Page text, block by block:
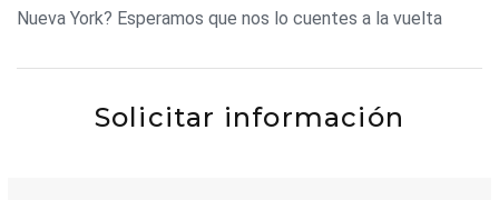
Nueva York? Esperamos que nos lo cuentes a la vuelta
Solicitar información